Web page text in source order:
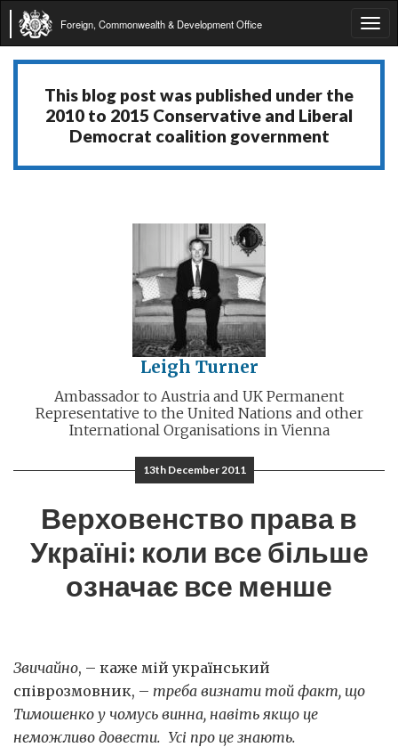
Foreign, Commonwealth & Development Office
This blog post was published under the
2010 to 2015 Conservative and Liberal
Democrat coalition government
Leigh Turner
Ambassador to Austria and UK Permanent
Representative to the United Nations and other
International Organisations in Vienna
13th December 2011
Верховенство права в
Україні: коли все більше
означає все менше
Звичайно, – каже мій український
співрозмовник, – треба визнати той факт, що
Тимошенко у чомусь винна, навіть якщо це
неможливо довести. Усі про це знають.